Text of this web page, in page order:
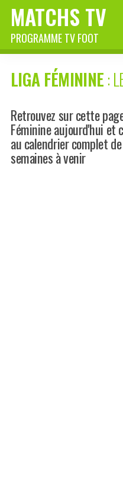
MATCHS TV
PROGRAMME TV FOOT
LIGA FÉMININE:
Retrouvez sur cette
Féminine aujourd'hui et
au calendrier complet
semaines à venir